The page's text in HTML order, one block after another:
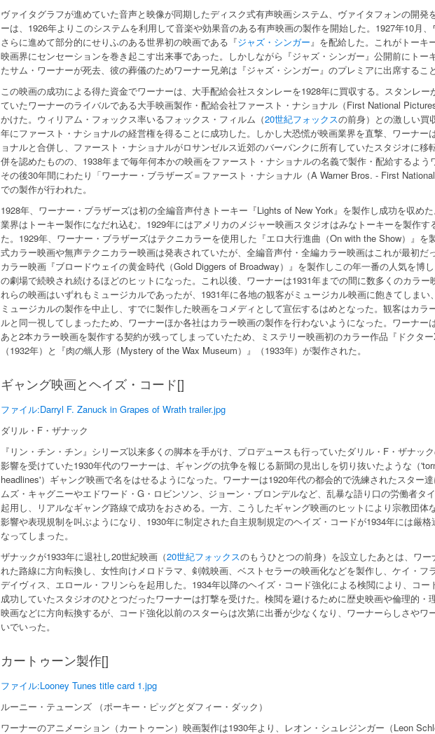
ヴァイタグラフが進めていた音声と映像が同期したディスク式有声映画システム、ヴァイタフォンの開発
ーは、1926年よりこのシステムを利用して音楽や効果音のある有声映画の製作を開始した。1927年10月
さらに進めて部分的にせりふのある世界初の映画である『ジャズ・シンガー』を配給した。これがトーキ
映画界にセンセーションを巻き起こす出来事であった。しかしながら『ジャズ・シンガー』公開前にトー
たサム・ワーナーが死去、彼の葬儀のためワーナー兄弟は『ジャズ・シンガー』のプレミアに出席するこ
この映画の成功による得た資金でワーナーは、大手配給会社スタンレーを1928年に買収する。スタンレー
ていたワーナーのライバルである大手映画製作・配給会社ファースト・ナショナル（First National
かけた。ウィリアム・フォックス率いるフォックス・フィルム（20世紀フォックスの前身）との激しい買
年にファースト・ナショナルの経営権を得ることに成功した。しかし大恐慌が映画業界を直撃、ワーナー
ョナルと合併し、ファースト・ナショナルがロサンゼルス近郊のバーバンクに所有していたスタジオに移
併を認めたものの、1938年まで毎年何本かの映画をファースト・ナショナルの名義で製作・配給するよう
その後30年間にわたり「ワーナー・ブラザーズ＝ファースト・ナショナル（A Warner Bros. - First
での製作が行われた。
1928年、ワーナー・ブラザーズは初の全編音声付きトーキー『Lights of New York』を製作し成功を収め
業界はトーキー製作になだれ込む。1929年にはアメリカのメジャー映画スタジオはみなトーキーを製作す
た。1929年、ワーナー・ブラザーズはテクニカラーを使用した『エロ大行進曲（On with the Show）』を
式カラー映画や無声テクニカラー映画は発表されていたが、全編音声付・全編カラー映画はこれが最初だ
カラー映画『ブロードウェイの黄金時代（Gold Diggers of Broadway）』を製作しこの年一番の人気を博
の劇場で続映され続けるほどのヒットになった。これ以後、ワーナーは1931年までの間に数多くのカラー
れらの映画はいずれもミュージカルであったが、1931年に各地の観客がミュージカル映画に飽きてしまい
ミュージカルの製作を中止し、すでに製作した映画をコメディとして宣伝するはめとなった。観客はカラ
ルと同一視してしまったため、ワーナーほか各社はカラー映画の製作を行わないようになった。ワーナー
あと2本カラー映画を製作する契約が残ってしまっていたため、ミステリー映画初のカラー作品『ドクター
（1932年）と『肉の蝋人形（Mystery of the Wax Museum）』（1933年）が製作された。
ギャング映画とヘイズ・コード[]
ファイル:Darryl F. Zanuck in Grapes of Wrath trailer.jpg
ダリル・F・ザナック
『リン・チン・チン』シリーズ以来多くの脚本を手がけ、プロデュースも行っていたダリル・F・ザナッ
影響を受けていた1930年代のワーナーは、ギャングの抗争を報じる新聞の見出しを切り抜いたような（
headlines'）ギャング映画で名をはせるようになった。ワーナーは1920年代の都会的で洗練されたスター
ムズ・キャグニーやエドワード・G・ロビンソン、ジョーン・ブロンデルなど、乱暴な語り口の労働者タ
起用し、リアルなギャング路線で成功をおさめる。一方、こうしたギャング映画のヒットにより宗教団体
影響や表現規制を叫ぶようになり、1930年に制定された自主規制規定のヘイズ・コードが1934年には厳格
なってしまった。
ザナックが1933年に退社し20世紀映画（20世紀フォックスのもうひとつの前身）を設立したあとは、ワー
れた路線に方向転換し、女性向けメロドラマ、剣戟映画、ベストセラーの映画化などを製作し、ケイ・フ
デイヴィス、エロール・フリンらを起用した。1934年以降のヘイズ・コード強化による検閲により、コー
成功していたスタジオのひとつだったワーナーは打撃を受けた。検閲を避けるために歴史映画や倫理的・
映画などに方向転換するが、コード強化以前のスターらは次第に出番が少なくなり、ワーナーらしさやワ
いでいった。
カートゥーン製作[]
ファイル:Looney Tunes title card 1.jpg
ルーニー・テューンズ （ポーキー・ピッグとダフィー・ダック）
ワーナーのアニメーション（カートゥーン）映画製作は1930年より、レオン・シュレジンガー（Leon